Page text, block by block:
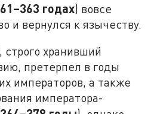
годах) вовсе
и вернулся к язычеству.
хранивший
претерпел в годы
императоров, а также
императора-